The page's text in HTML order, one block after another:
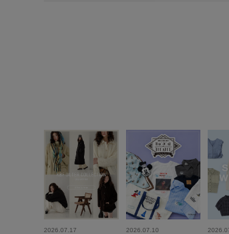
2026.07.17 2026.07.10